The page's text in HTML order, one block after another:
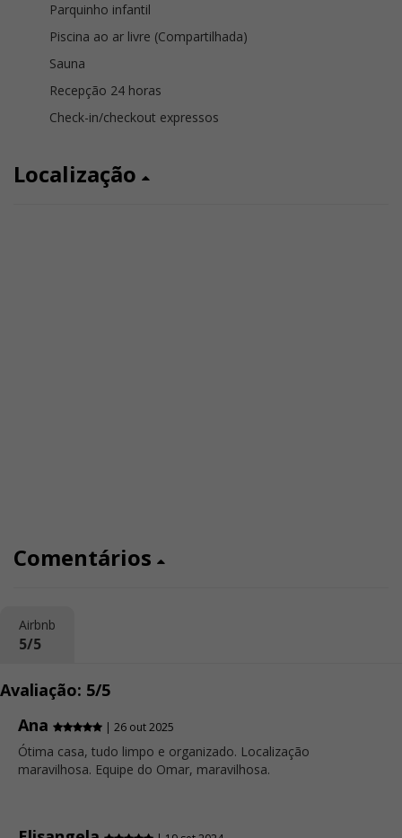
Parquinho infantil
Piscina ao ar livre (Compartilhada)
Sauna
Recepção 24 horas
Check-in/checkout expressos
Localização
Comentários
Airbnb
5/5
Avaliação: 5/5
Ana
| 26 out 2025
Ótima casa, tudo limpo e organizado. Localização
maravilhosa. Equipe do Omar, maravilhosa.